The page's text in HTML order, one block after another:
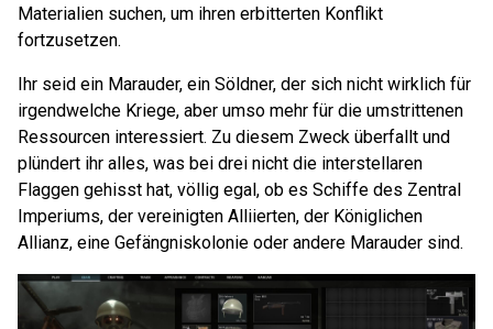
Materialien suchen, um ihren erbitterten Konflikt
fortzusetzen.
Ihr seid ein Marauder, ein Söldner, der sich nicht wirklich für
irgendwelche Kriege, aber umso mehr für die umstrittenen
Ressourcen interessiert. Zu diesem Zweck überfallt und
plündert ihr alles, was bei drei nicht die interstellaren
Flaggen gehisst hat, völlig egal, ob es Schiffe des Zentral
Imperiums, der vereinigten Alliierten, der Königlichen
Allianz, eine Gefängniskolonie oder andere Marauder sind.